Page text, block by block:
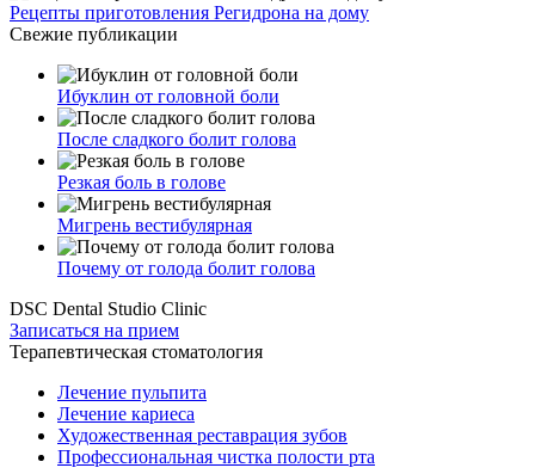
Рецепты приготовления Регидрона на дому
Свежие публикации
Ибуклин от головной боли
После сладкого болит голова
Резкая боль в голове
Мигрень вестибулярная
Почему от голода болит голова
DSC Dental Studio Clinic
Записаться на прием
Терапевтическая стоматология
Лечение пульпита
Лечение кариеса
Художественная реставрация зубов
Профессиональная чистка полости рта